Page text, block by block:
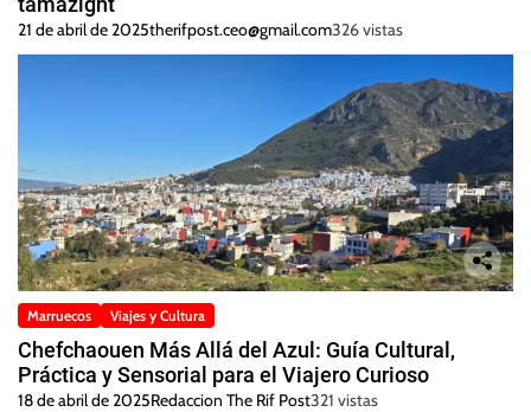
21 de abril de 2025therifpost.ceo@gmail.com326 vistas
Marruecos Viajes y Cultura
Chefchaouen Más Allá del Azul: Guía Cultural,
Práctica y Sensorial para el Viajero Curioso
18 de abril de 2025Redaccion The Rif Post321 vistas